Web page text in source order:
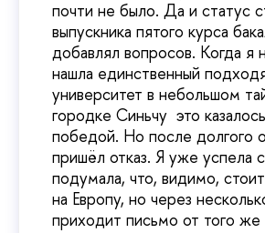
почти не было. Да и статус
выпускника пятого курса
добавлял вопросов. Когда я
нашла единственный
университет в небольшом
городке Синьчу это
победой. Но после долгого
пришёл отказ. Я уже успела
подумала, что, видимо,
на Европу, но через
приходит письмо от того же